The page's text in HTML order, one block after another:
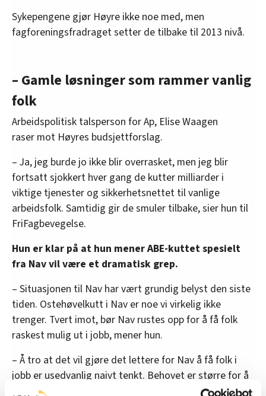
Sykepengene gjør Høyre ikke noe med, men
fagforeningsfradraget setter de tilbake til 2013 nivå.
– Gamle løsninger som rammer vanlig
folk
Arbeidspolitisk talsperson for Ap, Elise Waagen
raser mot Høyres budsjettforslag.
– Ja, jeg burde jo ikke blir overrasket, men jeg blir
fortsatt sjokkert hver gang de kutter milliarder i
viktige tjenester og sikkerhetsnettet til vanlige
arbeidsfolk. Samtidig gir de smuler tilbake, sier hun til
FriFagbevegelse.
Hun er klar på at hun mener ABE-kuttet spesielt
fra Nav vil være et dramatisk grep.
– Situasjonen til Nav har vært grundig belyst den siste
tiden. Ostehøvelkutt i Nav er noe vi virkelig ikke
trenger. Tvert imot, bør Nav rustes opp for å få folk
raskest mulig ut i jobb, mener hun.
– Å tro at det vil gjøre det lettere for Nav å få folk i
jobb er usedvanlig naivt tenkt. Behovet er større for å
ruste opp. I tillegg til ostehøvelkuttene vil Høyre kutte